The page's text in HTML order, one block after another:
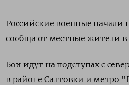
Российские военные начали
сообщают местные жители в
Бои идут на подступах с
в районе Салтовки и метро